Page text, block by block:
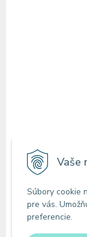
Vaše
Súbory cookie
pre vás.
preferencie.